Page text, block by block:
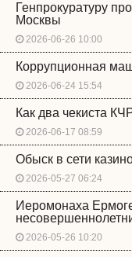
Генпрокуратуру
Москвы
2026-06-26 10:00
Коррупционная
2026-06-24 15:54
Как два чекиста
2026-06-17 08:59
Обыск в сети
2026-05-27 06:24
Иеромонаха
2026-05-26 10:20